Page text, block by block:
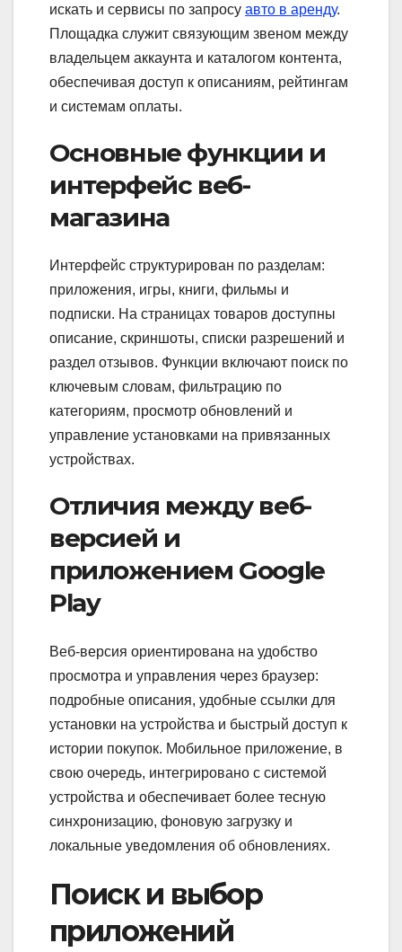
искать и сервисы по запросу авто в аренду.
Площадка служит связующим звеном между
владельцем аккаунта и каталогом контента,
обеспечивая доступ к описаниям, рейтингам
и системам оплаты.
Основные функции и
интерфейс веб-
магазина
Интерфейс структурирован по разделам:
приложения, игры, книги, фильмы и
подписки. На страницах товаров доступны
описание, скриншоты, списки разрешений и
раздел отзывов. Функции включают поиск по
ключевым словам, фильтрацию по
категориям, просмотр обновлений и
управление установками на привязанных
устройствах.
Отличия между веб-
версией и
приложением Google
Play
Веб‑версия ориентирована на удобство
просмотра и управления через браузер:
подробные описания, удобные ссылки для
установки на устройства и быстрый доступ к
истории покупок. Мобильное приложение, в
свою очередь, интегрировано с системой
устройства и обеспечивает более тесную
синхронизацию, фоновую загрузку и
локальные уведомления об обновлениях.
Поиск и выбор
приложений